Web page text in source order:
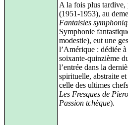
A la fois plus tardive,
(1951‑1953), au
Fantaisies
Symphonie
modestie), eut une
l’Amérique : dédiée
soixante‑quinzième
l’entrée dans la
spirituelle, abstraite
celle des ultimes
Les Fresques de
Passion tchèque).